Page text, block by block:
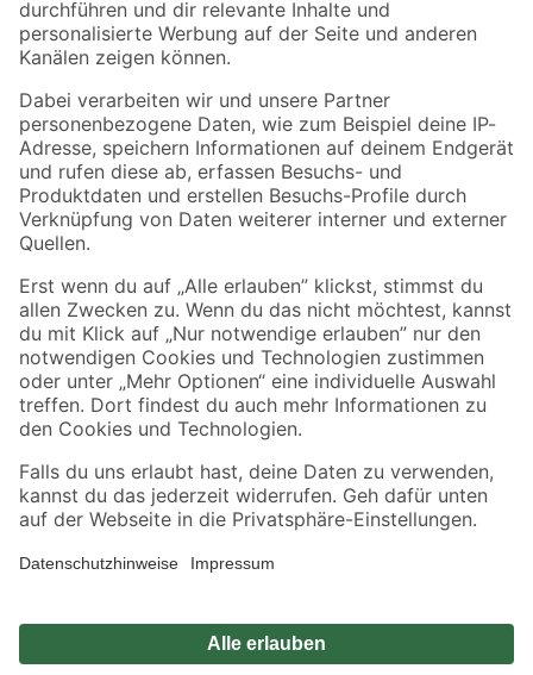
Folge uns
Zahlungsarten Versandarten
Sicher einkaufen
Jetzt die toom-App herunterladen
Alle Preisangaben in EUR inkl. gesetzl. MwSt.. Die dargestellten Angebote sind unter
Umständen nicht in allen Märkten verfügbar. Die angegebenen Verfügbarkeiten beziehen
Produkte nur solange der Vorrat reicht.
*Paketversand ab 59 € versandkostenfrei, gilt nicht für Artikel mit Speditionsversand, hier
Privatsphäre Impressum
Nutzungsbedingungen
Widerrufsrecht Vertrag widerrufen